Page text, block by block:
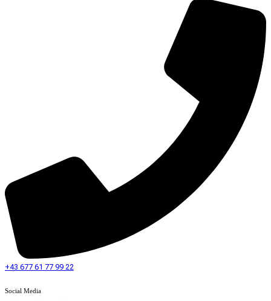
+43 677 61 77 99 22
Social Media